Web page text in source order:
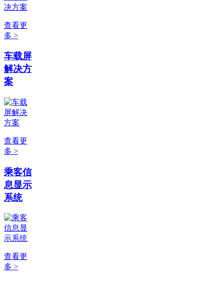
查看更
多 >
车载屏
解决方
案
查看更
多 >
乘客信
息显示
系统
查看更
多 >